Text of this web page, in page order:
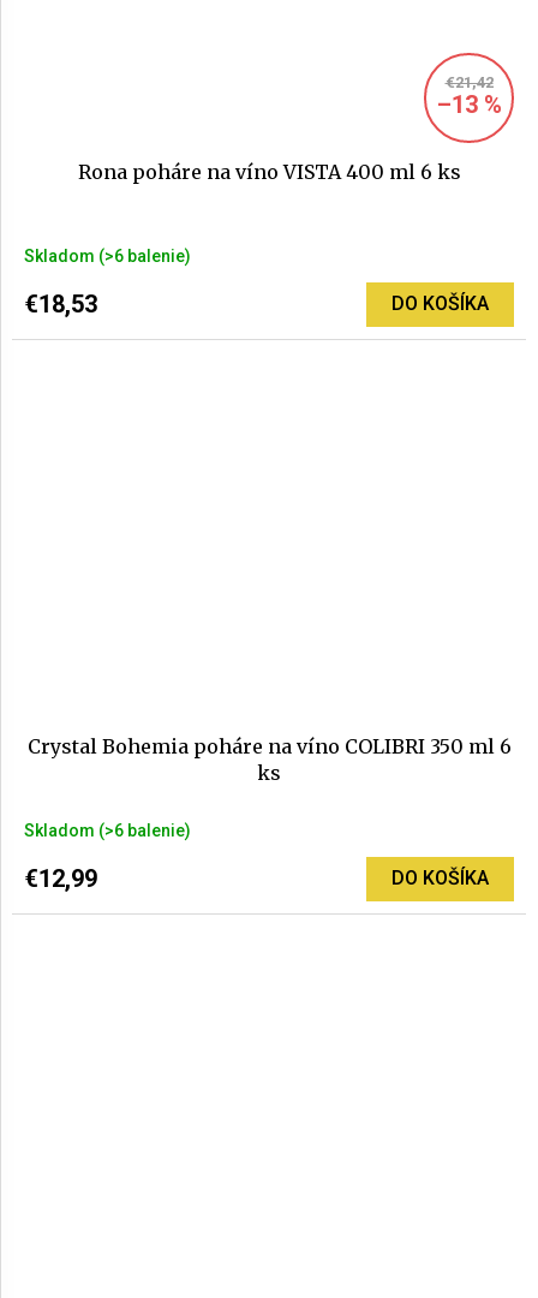
€21,42
–13 %
Rona poháre na víno VISTA 400 ml 6 ks
hodnotenie
produktu
je
5,0
Skladom (>6 balenie)
€18,53 DO KOŠÍKA
Crystal Bohemia poháre na víno COLIBRI 350 ml 6
ks
hodnotenie
produktu
je
5,0
Skladom (>6 balenie)
€12,99 DO KOŠÍKA